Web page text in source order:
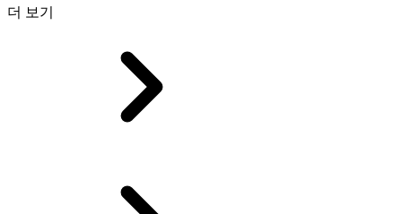
더 보기